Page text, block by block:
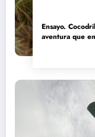
Ensayo.
aventura que